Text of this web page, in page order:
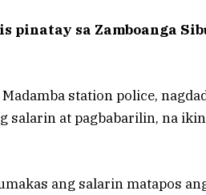
pinatay sa Zamboanga
station police,
salarin at pagbabarilin, na
ang salarin matapos